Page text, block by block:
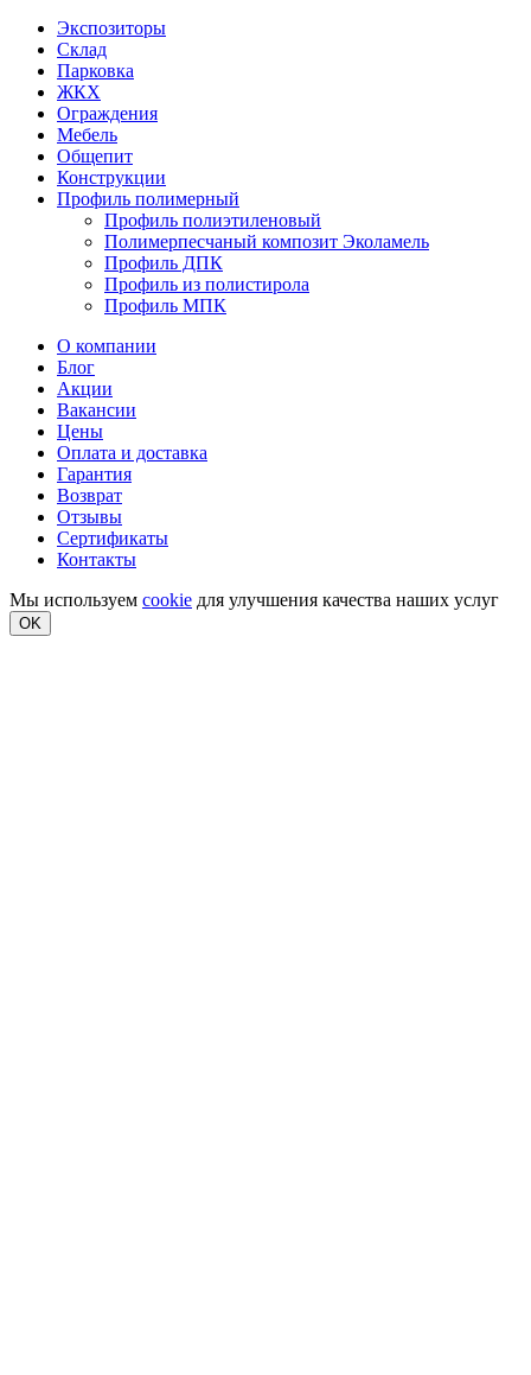
Экспозиторы
Склад
Парковка
ЖКХ
Ограждения
Мебель
Общепит
Конструкции
Профиль полимерный
Профиль полиэтиленовый
Полимерпесчаный композит Эколамель
Профиль ДПК
Профиль из полистирола
Профиль МПК
О компании
Блог
Акции
Вакансии
Цены
Оплата и доставка
Гарантия
Возврат
Отзывы
Сертификаты
Контакты
Мы используем cookie для улучшения качества наших услуг
OK